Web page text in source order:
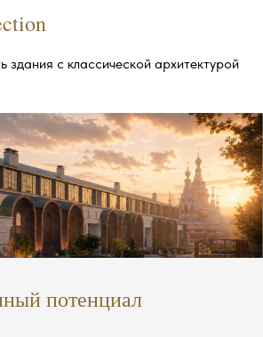
здания с классической архитектурой
потенциал